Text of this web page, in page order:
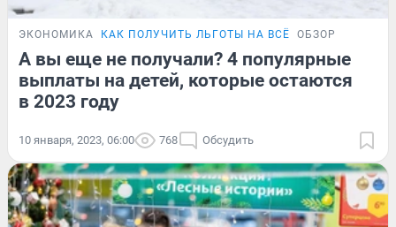
ЭКОНОМИКА КАК ПОЛУЧИТЬ ЛЬГОТЫ НА ВСЁ ОБЗОР
А вы еще не получали? 4 популярные
выплаты на детей, которые остаются
в 2023 году
10 января, 2023, 06:00 768 Обсудить